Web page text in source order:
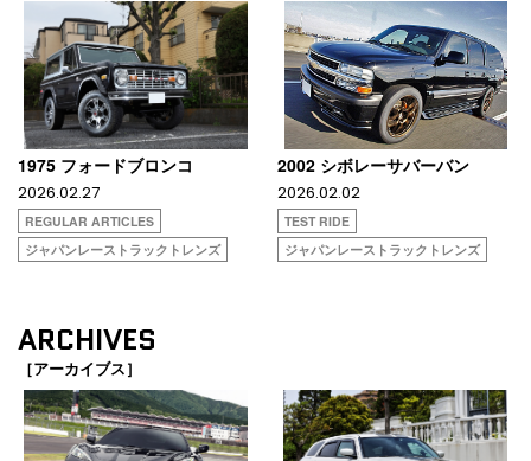
1975 フォードブロンコ
2026.02.27
REGULAR ARTICLES
ジャパンレーストラックトレンズ
2002 シボレーサバーバン
2026.02.02
TEST RIDE
ジャパンレーストラックトレンズ
ARCHIVES
［アーカイブス］